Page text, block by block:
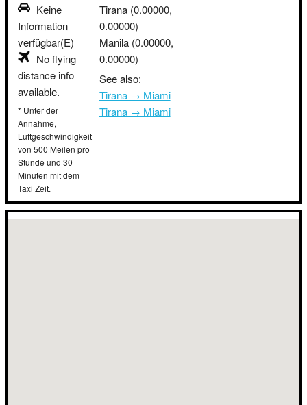
Keine
Information
verfügbar(E)
No flying
distance info
available.
* Unter der
Annahme,
Luftgeschwindigkeit
von 500 Meilen pro
Stunde und 30
Minuten mit dem
Taxi Zeit.
Tirana (0.00000,
0.00000)
Manila (0.00000,
0.00000)
See also:
Tirana → Miami
Tirana → Miami